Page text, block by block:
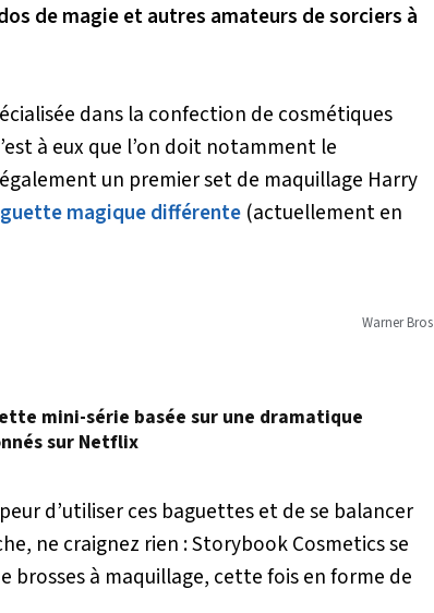
de magie et autres amateurs de sorciers à
dans la confection de cosmétiques
à eux que l’on doit notamment le
un premier set de maquillage Harry
magique différente (actuellement en
Warner Bros
mini-série basée sur une dramatique
sur Netflix
d’utiliser ces baguettes et de se balancer
ne craignez rien : Storybook Cosmetics se
brosses à maquillage, cette fois en forme de